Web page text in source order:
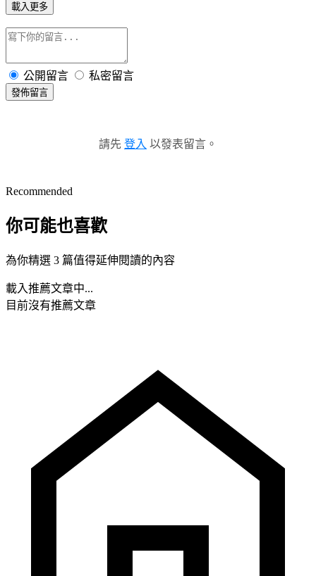
載入更多
公開留言 私密留言
發佈留言
請先 登入 以發表留言。
Recommended
你可能也喜歡
為你精選 3 篇值得延伸閱讀的內容
載入推薦文章中...
目前沒有推薦文章